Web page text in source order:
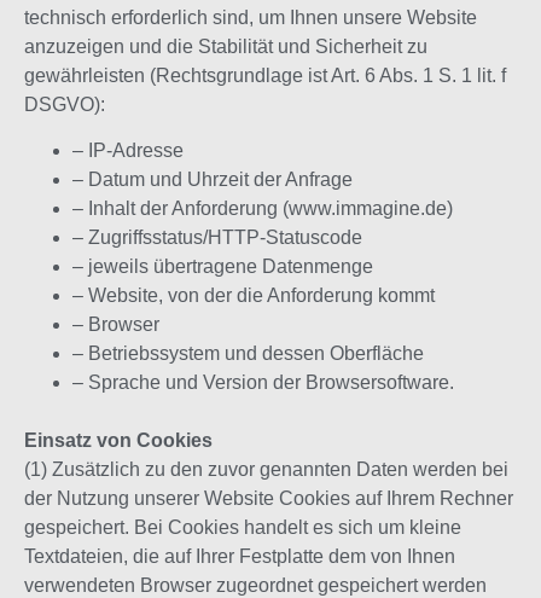
technisch erforderlich sind, um Ihnen unsere Website
anzuzeigen und die Stabilität und Sicherheit zu
gewährleisten (Rechtsgrundlage ist Art. 6 Abs. 1 S. 1 lit. f
DSGVO):
– IP-Adresse
– Datum und Uhrzeit der Anfrage
– Inhalt der Anforderung (www.immagine.de)
– Zugriffsstatus/HTTP-Statuscode
– jeweils übertragene Datenmenge
– Website, von der die Anforderung kommt
– Browser
– Betriebssystem und dessen Oberfläche
– Sprache und Version der Browsersoftware.
Einsatz von Cookies
(1) Zusätzlich zu den zuvor genannten Daten werden bei
der Nutzung unserer Website Cookies auf Ihrem Rechner
gespeichert. Bei Cookies handelt es sich um kleine
Textdateien, die auf Ihrer Festplatte dem von Ihnen
verwendeten Browser zugeordnet gespeichert werden